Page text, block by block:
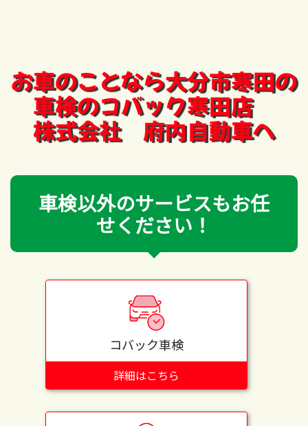
お車のことなら大分市寒田の
車検のコバック寒田店
株式会社 府内自動車へ
車検以外のサービスもお任
せください！
コバック車検
詳細はこちら